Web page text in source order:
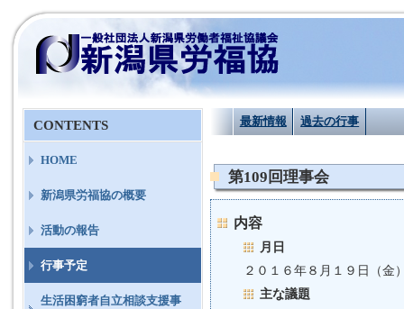
最新情報 過去の行事
第109回理事会
内容
月日
２０１６年８月１９日（金
主な議題
CONTENTS
HOME
新潟県労福協の概要
活動の報告
行事予定
生活困窮者自立相談支援事